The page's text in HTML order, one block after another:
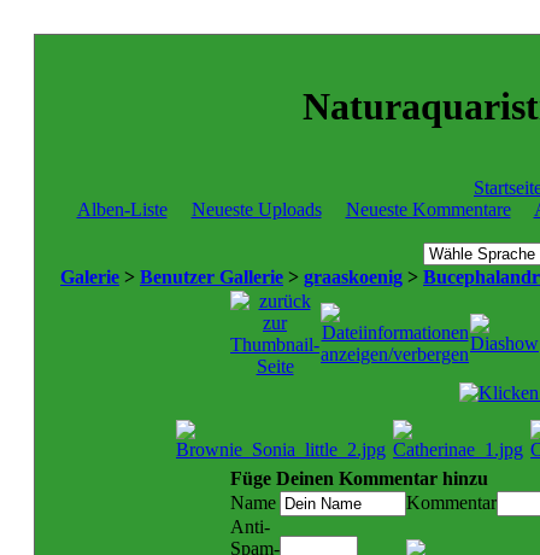
Alben-Liste
Neueste Uploads Neueste Kommentare
Galerie > Benutzer Gallerie > graaskoenig >
Füge Deinen Kommentar hinzu
Name
Kommentar
Anti-
Spam-